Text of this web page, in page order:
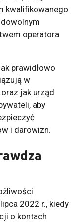
kwalifikowanego
operatora
prawidłowo
w
jak urząd
aby
i darowizn.
2022 r., kiedy
o kontach